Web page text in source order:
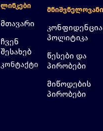
Ლინკები
მთავარი
ჩვენ
შესახებ
კონტაქტი
Მნიშვნელოვანი
პოლიტიკა
წესები და
პირობები
მიწოდების
პირობები